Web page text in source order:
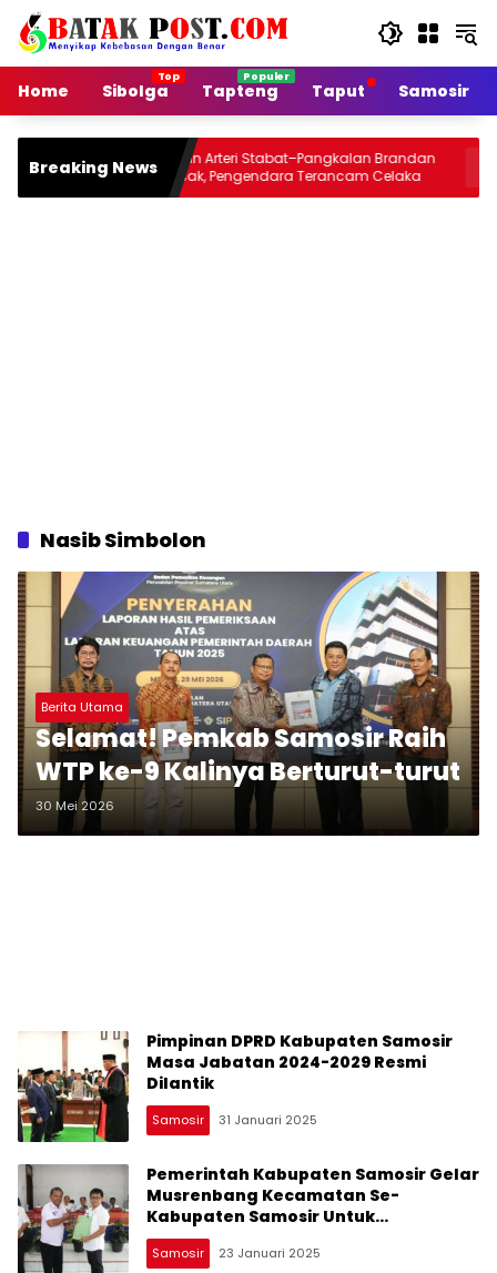
Langsung
konten
Home
Sibolga Tapteng Taput Samosir
Breaking News
Jalan Arteri Stabat–Pangkalan Brandan
Rusak, Pengendara Terancam Celaka
Siang Ini
Nasib Simbolon
Berita Utama
Selamat! Pemkab Samosir Raih
WTP ke-9 Kalinya Berturut-turut
30 Mei 2026
Pimpinan DPRD Kabupaten Samosir
Masa Jabatan 2024-2029 Resmi
Dilantik
Samosir 31 Januari 2025
Pemerintah Kabupaten Samosir Gelar
Musrenbang Kecamatan Se-
Kabupaten Samosir Untuk
Penyusunan RKPD 2026
Samosir 23 Januari 2025